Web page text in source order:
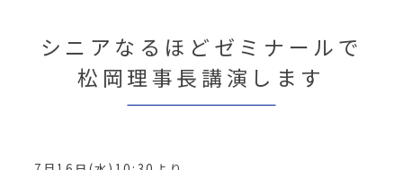
シニアなるほどゼミナールで
松岡理事長講演します